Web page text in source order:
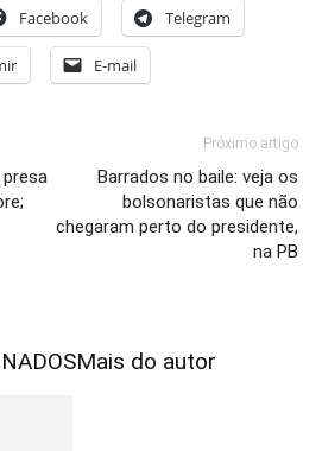
Facebook Telegram
E-mail
Próximo artigo
Barrados no baile: veja os
bolsonaristas que não
chegaram perto do presidente,
na PB
Mais do autor